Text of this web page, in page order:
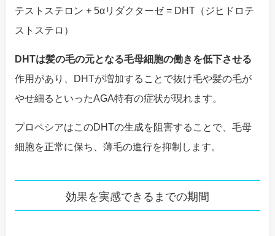
テストステロン + 5αリダクターゼ = DHT（ジヒドロテ
ストステロ）
DHTは髪の毛の元となる毛母細胞の働きを低下させる
作用があり、DHTが増加することで抜け毛や髪の毛が
やせ細るといったAGA特有の症状が現れます。
プロペシアはこのDHTの生成を阻害することで、毛母
細胞を正常に保ち、薄毛の進行を抑制します。
効果を実感できるまでの期間